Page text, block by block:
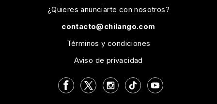
¿Quieres anunciarte con nosotros?
contacto@chilango.com
Términos y condiciones
Aviso de privacidad